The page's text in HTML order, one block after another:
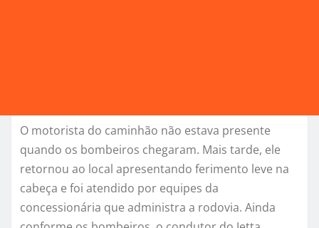
O motorista do caminhão não estava presente
quando os bombeiros chegaram. Mais tarde, ele
retornou ao local apresentando ferimento leve na
cabeça e foi atendido por equipes da
concessionária que administra a rodovia. Ainda